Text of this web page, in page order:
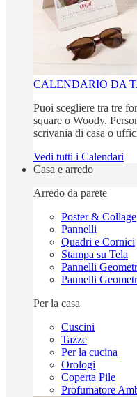
CALENDARIO DA
Puoi scegliere tra tre
square o Woody.
scrivania di casa o
Vedi tutti i Calendari
Casa e arredo
Arredo da parete
Poster & Collage
Pannelli
Quadri e Cornici
Stampa su Tela
Pannelli
Pannelli
Per la casa
Cuscini
Tazze
Per la cucina
Orologi
Coperta Pile
Profumatore